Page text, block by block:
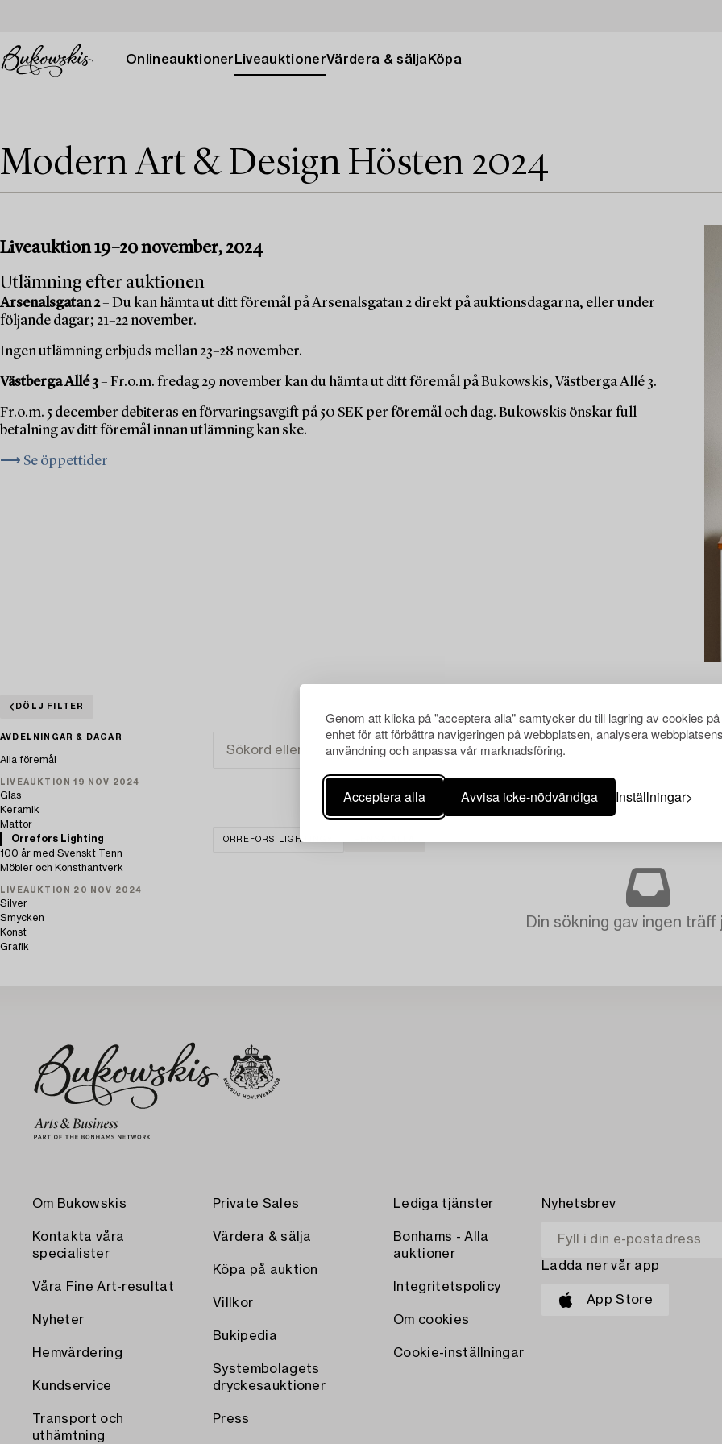
Genom att klicka på "acceptera alla" samtycker du till lagring av cookies
enhet för att förbättra navigeringen på webbplatsen, analysera
användning och anpassa vår marknadsföring.
Acceptera alla Avvisa icke-nödvändiga Inställningar
Onlineauktioner LiveauktionerVärdera & sälja Köpa
Modern Art & Design Hösten 2024
Liveauktion 19–20 november, 2024
Utlämning efter auktionen
Arsenalsgatan 2– Du kan hämta ut ditt föremål på Arsenalsgatan 2 direkt på auktionsdagarna, eller under
följande dagar; 21–22 november.
Ingen utlämning erbjuds mellan 23–28 november.
Västberga Allé 3– Fr.o.m. fredag 29 november kan du hämta ut ditt föremål på Bukowskis, Västberga Allé 3.
Fr.o.m. 5 december debiteras en förvaringsavgift på 50 SEK per föremål och dag. Bukowskis önskar full
betalning av ditt föremål innan utlämning kan ske.
⟶ Se öppettider
DÖLJ FILTER
AVDELNINGAR & DAGAR
Alla föremål
LIVEAUKTION 19 NOV 2024
Glas
Keramik
Mattor
Orrefors Lighting
100 år med Svenskt Tenn
Möbler och Konsthantverk
LIVEAUKTION 20 NOV 2024
Silver
Smycken
Konst
Grafik
ORREFORS LIGHTING
Din sökning gav ingen träff
Om Bukowskis
Kontakta våra
specialister
Våra Fine Art-resultat
Nyheter
Hemvärdering
Kundservice
Transport och
uthämtning
Private Sales
Värdera & sälja
Köpa på auktion
Villkor
Bukipedia
Systembolagets
dryckesauktioner
Press
Lediga tjänster
Bonhams - Alla
auktioner
Integritetspolicy
Om cookies
Cookie-inställningar
Nyhetsbrev
Ladda ner vår app
App Store